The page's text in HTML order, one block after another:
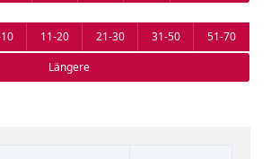
11-20 21-30 31-50
51-70
Längere